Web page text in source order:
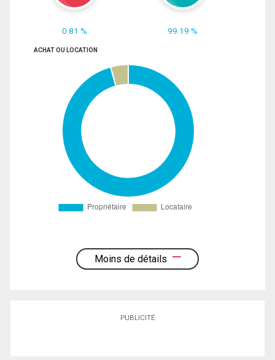
0.81 % 99.19 %
ACHAT OU LOCATION
Moins de détails
PUBLICITÉ